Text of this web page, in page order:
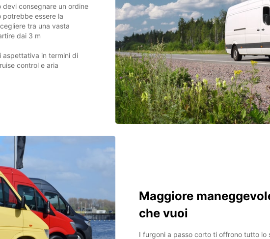
devi consegnare un ordine
potrebbe essere la
tra una vasta
dai 3 m
aspettativa in termini di
control e aria
Maggiore
che vuoi
I furgoni a passo corto ti offrono tutto